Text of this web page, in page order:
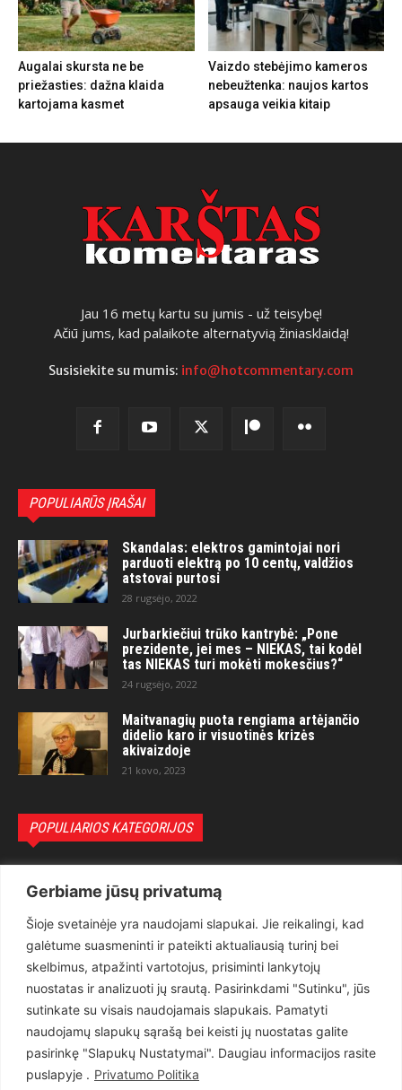
Gerbiame jūsų privatumą
Šioje svetainėje yra naudojami slapukai. Jie reikalingi, kad
galėtume suasmeninti ir pateikti aktualiausią turinį bei
skelbimus, atpažinti vartotojus, prisiminti lankytojų
nuostatas ir analizuoti jų srautą. Pasirinkdami "Sutinku", jūs
sutinkate su visais naudojamais slapukais. Pamatyti
naudojamų slapukų sąrašą bei keisti jų nuostatas galite
pasirinkę "Slapukų Nustatymai". Daugiau informacijos rasite
puslapyje . Privatumo Politika
Augalai skursta ne be
priežasties: dažna klaida
kartojama kasmet
Vaizdo stebėjimo kameros
nebeužtenka: naujos kartos
apsauga veikia kitaip
Jau 16 metų kartu su jumis - už teisybę!
Ačiū jums, kad palaikote alternatyvią žiniasklaidą!
Susisiekite su mumis: info@hotcommentary.com
POPULIARŪS ĮRAŠAI
Skandalas: elektros gamintojai nori
parduoti elektrą po 10 centų, valdžios
atstovai purtosi
28 rugsėjo, 2022
Jurbarkiečiui trūko kantrybė: „Pone
prezidente, jei mes – NIEKAS, tai kodėl
tas NIEKAS turi mokėti mokesčius?“
24 rugsėjo, 2022
Maitvanagių puota rengiama artėjančio
didelio karo ir visuotinės krizės
akivaizdoje
21 kovo, 2023
POPULIARIOS KATEGORIJOS
Teisėsauga
1497
Aktualu
Lietuva
619
Pasaulis
Статьи на русском
Articles in english